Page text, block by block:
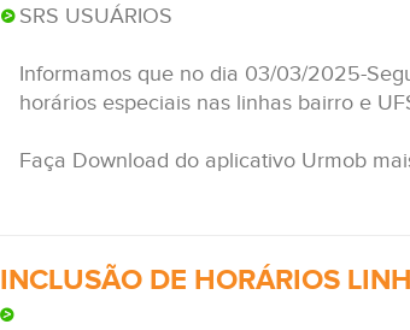
SRS USUÁRIOS
Informamos que no dia 03/03/2025-
horários especiais nas linhas bairro e
Faça Download do aplicativo Urmob
INCLUSÃO DE HORÁRIOS